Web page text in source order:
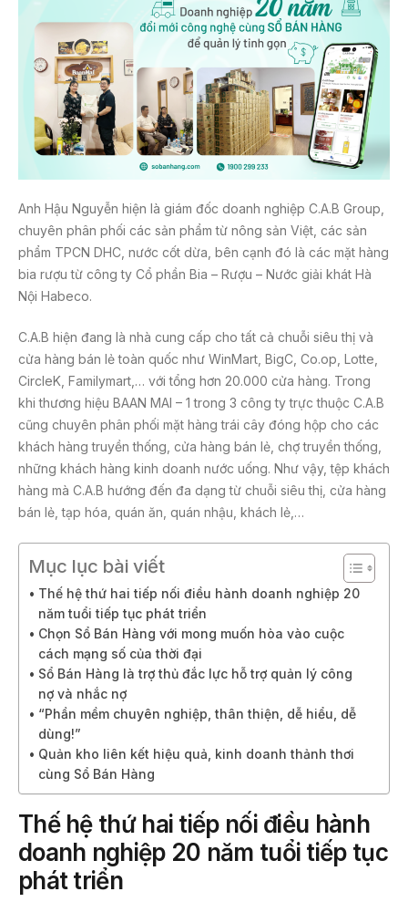
Anh Hậu Nguyễn hiện là giám đốc doanh nghiệp C.A.B Group,
chuyên phân phối các sản phẩm từ nông sản Việt, các sản
phẩm TPCN DHC, nước cốt dừa, bên cạnh đó là các mặt hàng
bia rượu từ công ty Cổ phần Bia – Rượu – Nước giải khát Hà
Nội Habeco.
C.A.B hiện đang là nhà cung cấp cho tất cả chuỗi siêu thị và
cửa hàng bán lẻ toàn quốc như WinMart, BigC, Co.op, Lotte,
CircleK, Familymart,… với tổng hơn 20.000 cửa hàng. Trong
khi thương hiệu BAAN MAI – 1 trong 3 công ty trực thuộc C.A.B
cũng chuyên phân phối mặt hàng trái cây đóng hộp cho các
khách hàng truyền thống, cửa hàng bán lẻ, chợ truyền thống,
những khách hàng kinh doanh nước uống. Như vậy, tệp khách
hàng mà C.A.B hướng đến đa dạng từ chuỗi siêu thị, cửa hàng
bán lẻ, tạp hóa, quán ăn, quán nhậu, khách lẻ,…
Mục lục bài viết
Thế hệ thứ hai tiếp nối điều hành doanh nghiệp 20
năm tuổi tiếp tục phát triển
Chọn Sổ Bán Hàng với mong muốn hòa vào cuộc
cách mạng số của thời đại
Sổ Bán Hàng là trợ thủ đắc lực hỗ trợ quản lý công
nợ và nhắc nợ
“Phần mềm chuyên nghiệp, thân thiện, dễ hiểu, dễ
dùng!”
Quản kho liên kết hiệu quả, kinh doanh thảnh thơi
cùng Sổ Bán Hàng
Thế hệ thứ hai tiếp nối điều hành
doanh nghiệp 20 năm tuổi tiếp tục
phát triển